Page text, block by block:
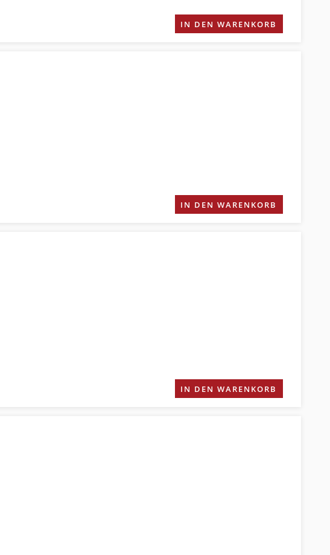
IN DEN WARENKORB
IN DEN WARENKORB
IN DEN WARENKORB